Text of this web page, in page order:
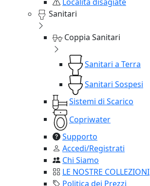
Sanitari
Coppia Sanitari
Sanitari a Terra
Sanitari Sospesi
Sistemi di Scarico
Copriwater
Supporto
Accedi/Registrati
Chi Siamo
LE NOSTRE COLLEZIONI
Politica dei Prezzi